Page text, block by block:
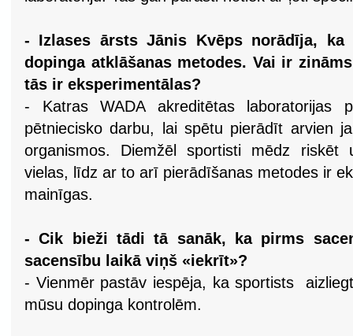
- Izlases ārsts Jānis Kvēps norādīja, ka
dopinga atklāšanas metodes. Vai ir
tās ir eksperimentālas?
- Katras WADA akreditētas laboratorijas
pētniecisko darbu, lai spētu pierādīt arvien
organismos. Diemžēl sportisti mēdz riskēt
vielas, līdz ar to arī pierādīšanas metodes ir
mainīgas.
- Cik bieži tādi tā sanāk, ka pirms
sacensību laikā viņš «iekrīt»?
- Vienmēr pastāv iespēja, ka sportists
mūsu dopinga kontrolēm.